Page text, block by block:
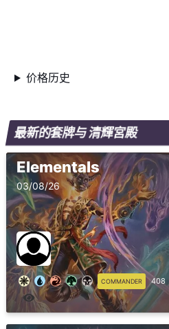
价格历史
最新的套牌与 清輝宮殿
Elementals
03/08/26
COMMANDER 408